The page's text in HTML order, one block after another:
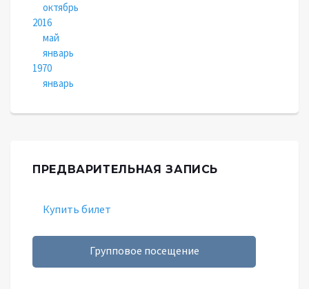
октябрь
2016
май
январь
1970
январь
ПРЕДВАРИТЕЛЬНАЯ ЗАПИСЬ
Купить билет
Групповое посещение